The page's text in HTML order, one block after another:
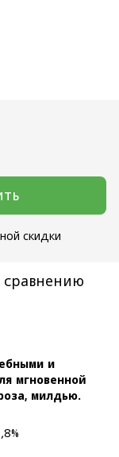
скидки
сравнению
и
мгновенной
милдью.